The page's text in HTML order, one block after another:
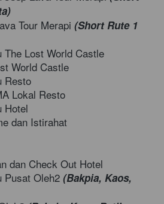
Tour Merapi (Short Rute 1
The Lost World Castle
World Castle
Resto
Lokal Resto
Hotel
dan Istirahat
dan Check Out Hotel
Pusat Oleh2 (Bakpia, Kaos,